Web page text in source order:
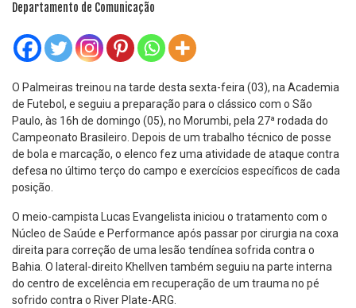
Departamento de Comunicação
O Palmeiras treinou na tarde desta sexta-feira (03), na Academia
de Futebol, e seguiu a preparação para o clássico com o São
Paulo, às 16h de domingo (05), no Morumbi, pela 27ª rodada do
Campeonato Brasileiro. Depois de um trabalho técnico de posse
de bola e marcação, o elenco fez uma atividade de ataque contra
defesa no último terço do campo e exercícios específicos de cada
posição.
O meio-campista Lucas Evangelista iniciou o tratamento com o
Núcleo de Saúde e Performance após passar por cirurgia na coxa
direita para correção de uma lesão tendínea sofrida contra o
Bahia. O lateral-direito Khellven também seguiu na parte interna
do centro de excelência em recuperação de um trauma no pé
sofrido contra o River Plate-ARG.